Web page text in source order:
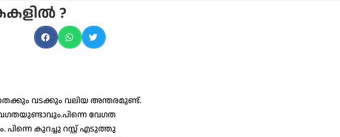
?
വടക്കും വലിയ അന്തരമുണ്ട്.
വേഗത
കുറച്ചു റസ്റ്റ്‌ എടുത്തു